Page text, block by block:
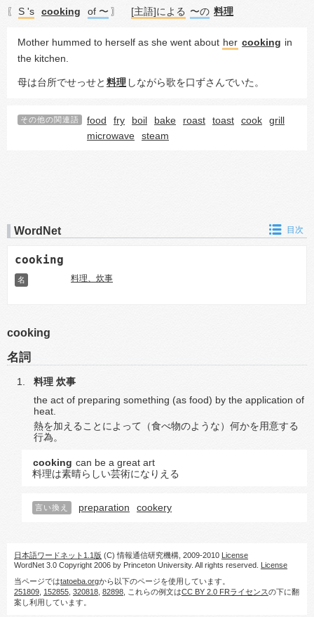
〖 S 's cooking of 〜 〗 [主語]による 〜の 料理
Mother hummed to herself as she went about her cooking in
the kitchen.
母は台所でせっせと 料理 しながら歌を口ずさんでいた。
その他の関連語 food fry boil bake roast toast cook
grill
microwave
steam
WordNet 目次
cooking
名 料理、炊事
cooking
名詞
料理 炊事
the act of preparing something (as food) by the application of
heat.
熱を加えることによって（食べ物のような）何かを用意する
行為。
cooking can be a great art
料理は素晴らしい芸術になりえる
言い換え preparation cookery
日本語ワードネット1.1版 (C) 情報通信研究機構, 2009-2010 License
WordNet 3.0 Copyright 2006 by Princeton University. All rights reserved. License
当ページではtatoeba.orgから以下のページを使用しています。
251809 152855 320818 82898 , これらの例文はCC BY 2.0 FRライセンスの下に翻
案し利用しています。